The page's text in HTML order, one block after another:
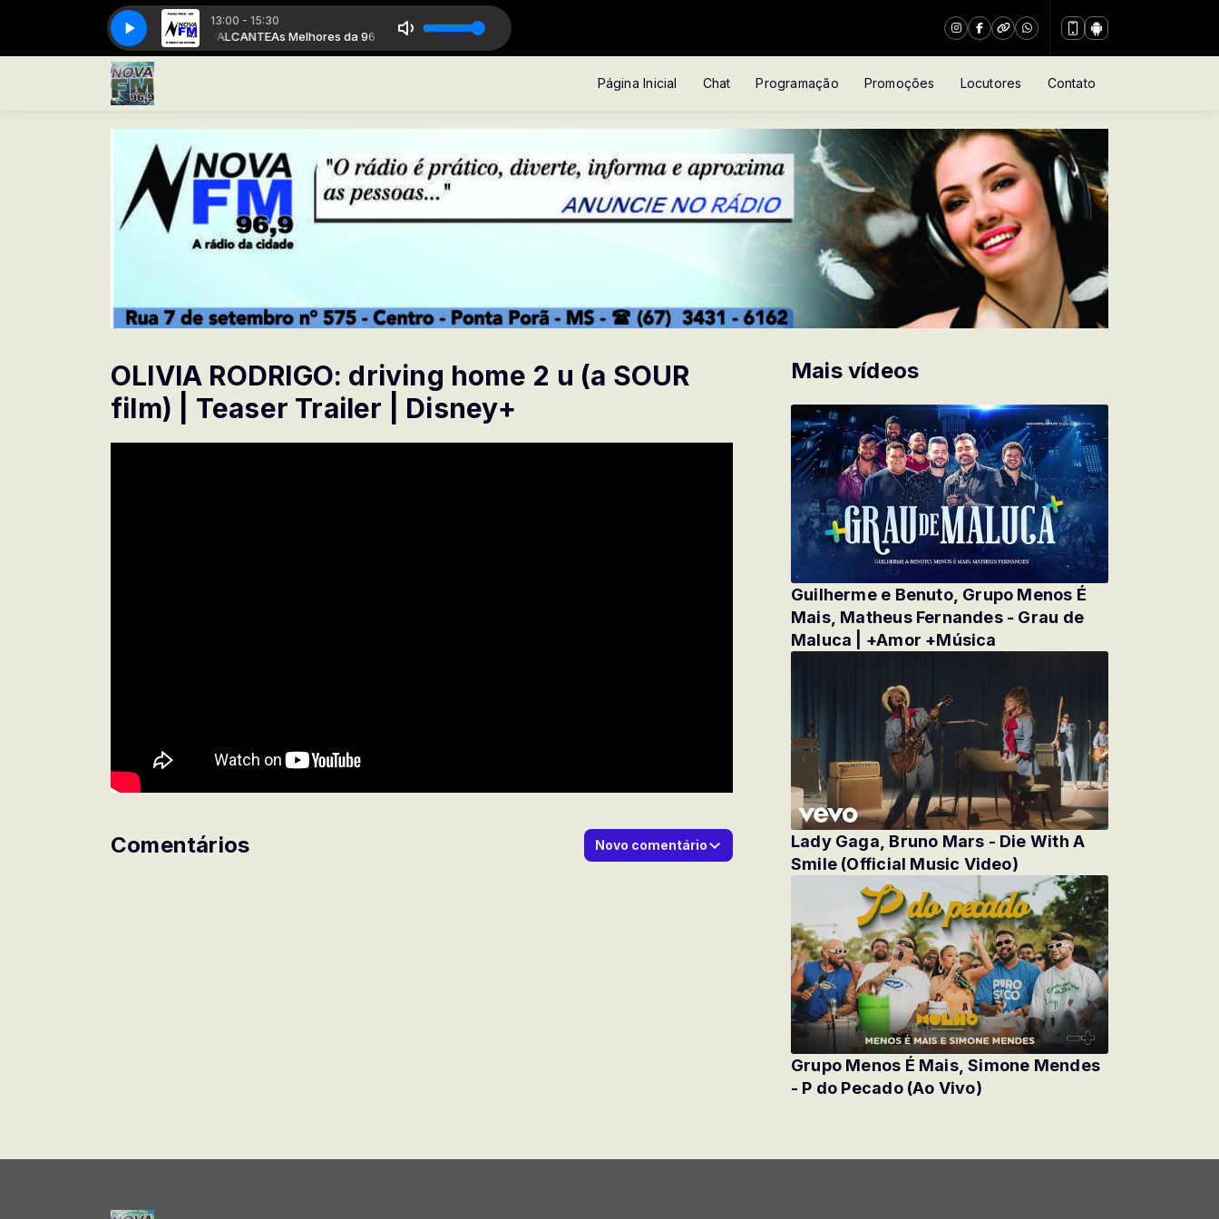
13:00 - 15:30
da 96 com ANDRÉ CAVALCANTEAs Melhores da 96 com ANDRÉ CAVALCANTE
A Rádio da cidade A Rádio da cidade
Página Inicial Chat Programação Promoções Locutores Contato
OLIVIA RODRIGO: driving home 2 u (a SOUR
film) | Teaser Trailer | Disney+
Mais vídeos
Guilherme e Benuto, Grupo Menos É
Mais, Matheus Fernandes - Grau de
Maluca | +Amor +Música
Lady Gaga, Bruno Mars - Die With A
Smile (Official Music Video)
Grupo Menos É Mais, Simone Mendes
- P do Pecado (Ao Vivo)
Comentários Novo comentário